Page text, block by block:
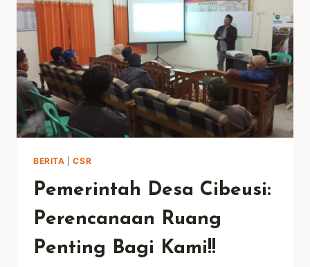
MADU
BERITA |CSR
Pemerintah Desa Cibeusi:
Perencanaan Ruang
Penting Bagi Kami!!